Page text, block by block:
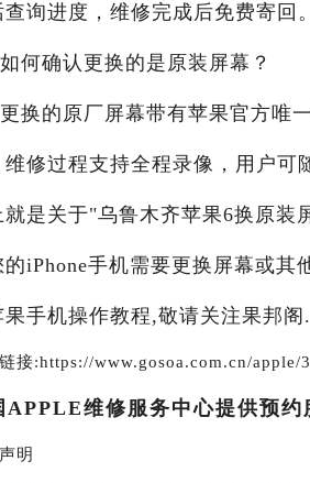
查询进度，维修完成后免费寄回。
何确认更换的是原装屏幕？
换的原厂屏幕带有苹果官方唯
维修过程支持全程录像，用户可
就是关于"乌鲁木齐苹果6换原装
的iPhone手机需要更换屏幕或
果手机操作教程,敬请关注果邦阁.
接:https://www.gosoa.com.cn/apple/
APPLE维修服务中心提供预
明